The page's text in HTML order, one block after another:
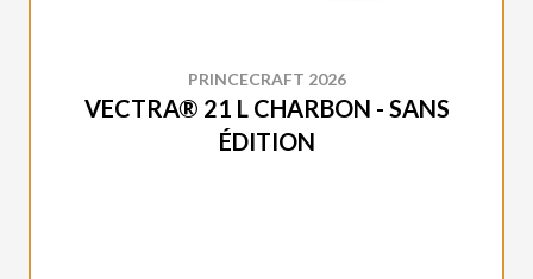
PRINCECRAFT 2026
VECTRA® 21 L CHARBON - SANS
ÉDITION